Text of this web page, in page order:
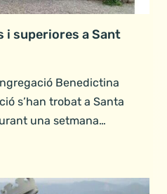
i superiores a Sant
Benedictina
s’han trobat a Santa
una setmana…